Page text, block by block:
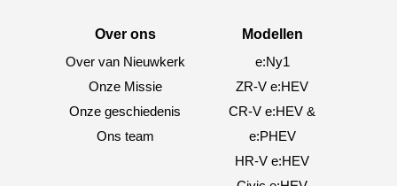
Over ons
Over van Nieuwkerk
Onze Missie
Onze geschiedenis
Ons team
Modellen
e:Ny1
ZR-V e:HEV
CR-V e:HEV &
e:PHEV
HR-V e:HEV